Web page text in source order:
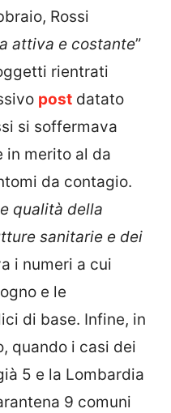
Rossi
attiva e costante”
rientrati
post datato
si soffermava
in merito al da
da contagio.
qualità della
sanitarie e dei
i numeri a cui
e le
di base. Infine, in
quando i casi dei
5 e la Lombardia
9 comuni